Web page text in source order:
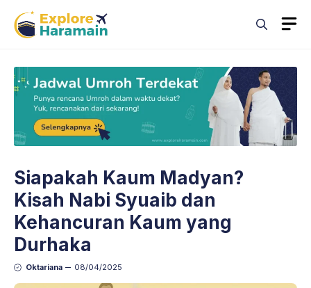
content
Siapakah Kaum Madyan?
Kisah Nabi Syuaib dan
Kehancuran Kaum yang
Durhaka
Oktariana 08/04/2025